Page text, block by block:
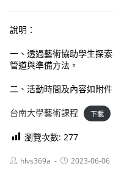
說明：
一、透過藝術協助學生探
管道與準備方法。
二、活動時間及內容如附件
台南大學藝術課程 下載
瀏覽次數: 277
Posthlvs369a
Post2023-06-06